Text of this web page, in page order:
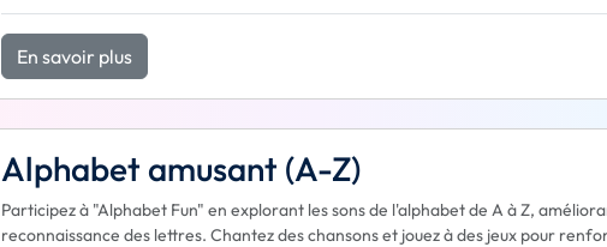
En savoir plus
Alphabet amusant (A-Z)
Participez à "Alphabet Fun" en explorant les sons de l'alphabet de A à Z,
reconnaissance des lettres. Chantez des chansons et jouez à des jeux pour